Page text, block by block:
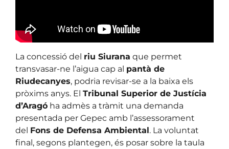
La concessió del riu Siurana que permet
transvasar-ne l’aigua cap al pantà de
Riudecanyes, podria revisar-se a la baixa els
pròxims anys. El Tribunal Superior de Justícia
d’Aragó ha admès a tràmit una demanda
presentada per Gepec amb l’assessorament
del Fons de Defensa Ambiental. La voluntat
final, segons plantegen, és posar sobre la taula